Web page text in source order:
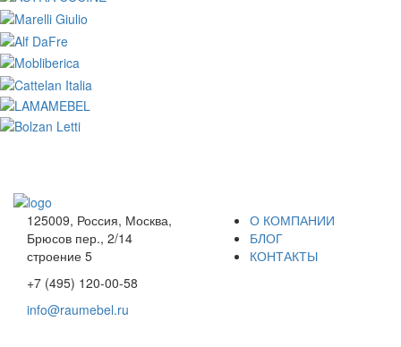
125009, Россия, Москва,
Брюсов пер., 2/14
строение 5
+7 (495) 120-00-58
info@raumebel.ru
О КОМПАНИИ
БЛОГ
КОНТАКТЫ